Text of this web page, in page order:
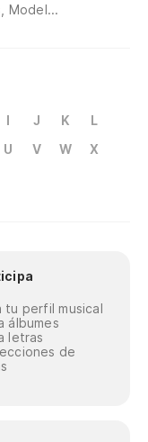
Model...
I J K
L
U V W
X
tu perfil musical
álbumes
letras
de